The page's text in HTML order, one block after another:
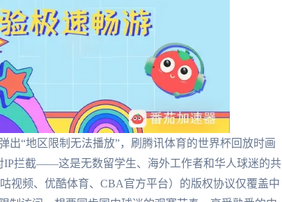
出“地区限制无法播放”，刷腾讯体育的世界杯回放时画
IP拦截——这是无数留学生、海外工作者和华人球迷的共
视频、优酷体育、CBA官方平台）的版权协议仅覆盖中